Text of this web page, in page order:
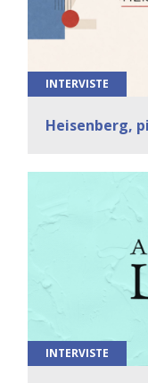
INTERVISTE
Heisenberg,
INTERVISTE